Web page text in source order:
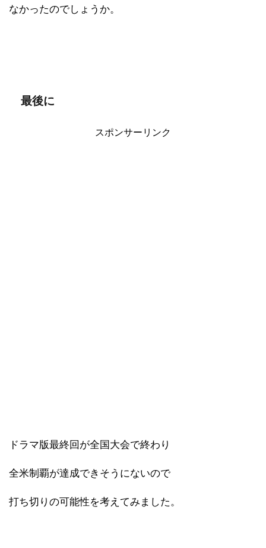
なかったのでしょうか。
最後に
スポンサーリンク
ドラマ版最終回が全国大会で終わり
全米制覇が達成できそうにないので
打ち切りの可能性を考えてみました。